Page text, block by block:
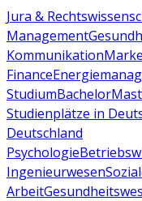
Jura &
Management
Kommunikation
Finance
StudiumBachelor
Studienplätze in
Deutschland
Psychologie
Ingenieurwesen
Arbeit